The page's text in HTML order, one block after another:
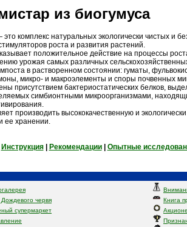
из биогумуса
натуральных экологически чистых и
роста и развития растений.
положительное действие на процессы
урожая самых различных
в растворенном состоянии: гуматы,
микро- и макроэлементы и споры почвенных
присутствием бактериостатических белков,
симбионтными микроорганизмами,
производить высококачественную и
ее хранении.
Инструкция| Рекомендации| Опытные
червя
супермаркет
Книга